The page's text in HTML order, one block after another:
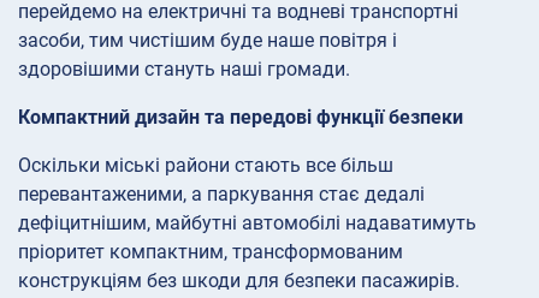
перейдемо на електричні та водневі транспортні
засоби, тим чистішим буде наше повітря і
здоровішими стануть наші громади.
Компактний дизайн та передові функції безпеки
Оскільки міські райони стають все більш
перевантаженими, а паркування стає дедалі
дефіцитнішим, майбутні автомобілі надаватимуть
пріоритет компактним, трансформованим
конструкціям без шкоди для безпеки пасажирів.